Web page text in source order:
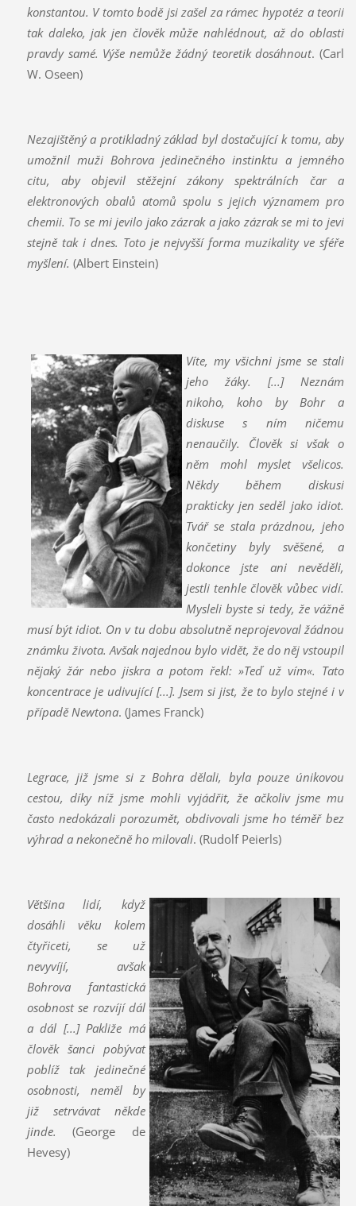
konstantou. V tomto bodě jsi zašel za rámec hypotéz a teorií
tak daleko, jak jen člověk může nahlédnout, až do oblasti
pravdy samé. Výše nemůže žádný teoretik dosáhnout. (Carl
W. Oseen)
Nezajištěný a protikladný základ byl dostačující k tomu, aby
umožnil muži Bohrova jedinečného instinktu a jemného
citu, aby objevil stěžejní zákony spektrálních čar a
elektronových obalů atomů spolu s jejich významem pro
chemii. To se mi jevilo jako zázrak a jako zázrak se mi to jeví
stejně tak i dnes. Toto je nejvyšší forma muzikality ve sféře
myšlení. (Albert Einstein)
Víte, my všichni jsme se stali
jeho žáky. [...] Neznám
nikoho, koho by Bohr a
diskuse s ním ničemu
nenaučily. Člověk si však o
něm mohl myslet všelicos.
Někdy během diskusí
prakticky jen seděl jako idiot.
Tvář se stala prázdnou, jeho
končetiny byly svěšené, a
dokonce jste ani nevěděli,
jestli tenhle člověk vůbec vidí.
Mysleli byste si tedy, že vážně
musí být idiot. On v tu dobu absolutně neprojevoval žádnou
známku života. Avšak najednou bylo vidět, že do něj vstoupil
nějaký žár nebo jiskra a potom řekl: »Teď už vím«. Tato
koncentrace je udivující [...]. Jsem si jist, že to bylo stejné i v
případě Newtona. (James Franck)
Legrace, již jsme si z Bohra dělali, byla pouze únikovou
cestou, díky níž jsme mohli vyjádřit, že ačkoliv jsme mu
často nedokázali porozumět, obdivovali jsme ho téměř bez
výhrad a nekonečně ho milovali. (Rudolf Peierls)
Většina lidí, když
dosáhli věku kolem
čtyřiceti, se už
nevyvíjí, avšak
Bohrova fantastická
osobnost se rozvíjí dál
a dál [...] Pakliže má
člověk šanci pobývat
poblíž tak jedinečné
osobnosti, neměl by
již setrvávat někde
jinde. (George de
Hevesy)